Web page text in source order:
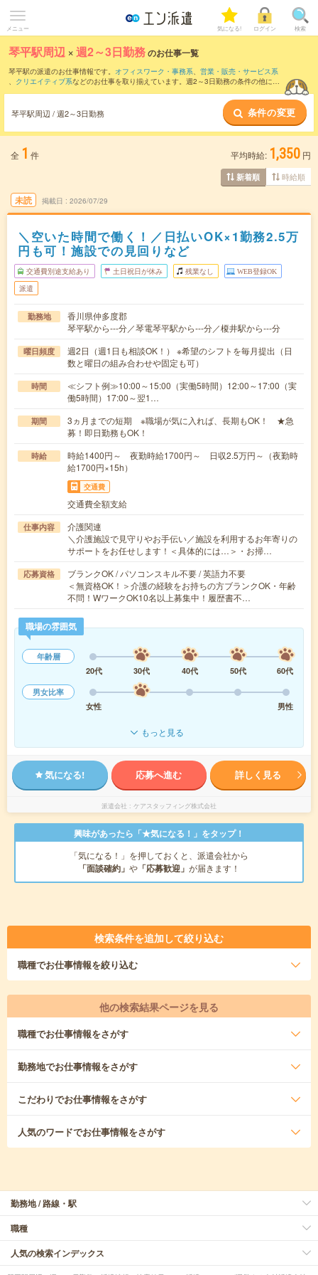
メニュー 気になる! ログイン 検索
琴平駅周辺 ×週2～3日勤務のお仕事一覧
琴平駅の派遣のお仕事情報です。 オフィスワーク・事務系、 営業・販売・サービス系
、 クリエイティブ系などのお仕事を取り揃えています。週2～3日勤務の条件の他に、
琴平駅周辺 / 週2～3日勤務 条件の変更
全 1 件 平均時給: 1,350 円
新着順 時給順
未読 掲載日 2026/07/29
＼空いた時間で働く！／日払いOK×1勤務2.5万
円も可！施設での見回りなど
交通費別途支給あり 土日祝日が休み 残業なし WEB登録OK
派遣
勤務地
香川県仲多度郡
琴平駅から---分／琴電琴平駅から---分／榎井駅から---分
曜日頻度
週2日（週1日も相談OK！） ※希望のシフトを毎月提出（日
数と曜日の組み合わせや固定も可）
時間
≪シフト例≫10:00～15:00（実働5時間）12:00～17:00（実
働5時間）17:00～翌1…
期間
3ヵ月までの短期 ※職場が気に入れば、長期もOK！ ★急
募！即日勤務もOK！
時給
時給1400円～ 夜勤時給1700円～ 日収2.5万円～（夜勤時
給1700円×15h）
交通費
交通費全額支給
仕事内容
介護関連
＼介護施設で見守りやお手伝い／施設を利用するお年寄りの
サポートをお任せします！＜具体的には…＞・お掃…
応募資格
ブランクOK / パソコンスキル不要 / 英語力不要
＜無資格OK！＞介護の経験をお持ちの方ブランクOK・年齢
不問！WワークOK10名以上募集中！履歴書不…
職場の雰囲気
年齢層
20代
30代 40代 50代
60代
男女比率
女性
男性
もっと見る
気になる! 応募へ進む 詳しく見る
派遣会社 ケアスタッフィング株式会社
興味があったら「★気になる！」をタップ！
「気になる！」を押しておくと、派遣会社から
「面談確約」 や 「応募歓迎」 が届きます！
検索条件を追加して絞り込む
職種でお仕事情報を絞り込む
他の検索結果ページを見る
職種でお仕事情報をさがす
勤務地でお仕事情報をさがす
こだわりでお仕事情報をさがす
人気のワードでお仕事情報をさがす
勤務地 / 路線・駅
職種
人気の検索インデックス